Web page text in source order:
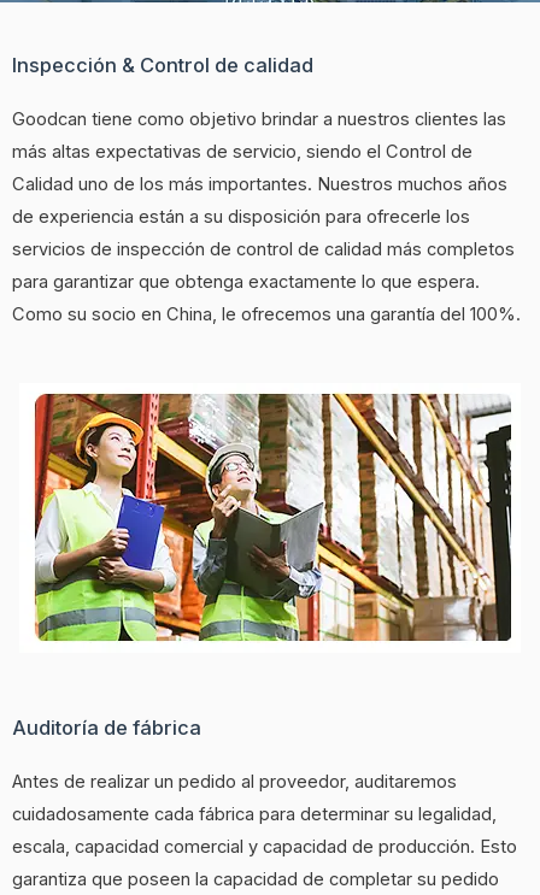
Inspección & Control de calidad
Goodcan tiene como objetivo brindar a nuestros clientes las
más altas expectativas de servicio, siendo el Control de
Calidad uno de los más importantes. Nuestros muchos años
de experiencia están a su disposición para ofrecerle los
servicios de inspección de control de calidad más completos
para garantizar que obtenga exactamente lo que espera.
Como su socio en China, le ofrecemos una garantía del 100%.
Auditoría de fábrica
Antes de realizar un pedido al proveedor, auditaremos
cuidadosamente cada fábrica para determinar su legalidad,
escala, capacidad comercial y capacidad de producción. Esto
garantiza que poseen la capacidad de completar su pedido